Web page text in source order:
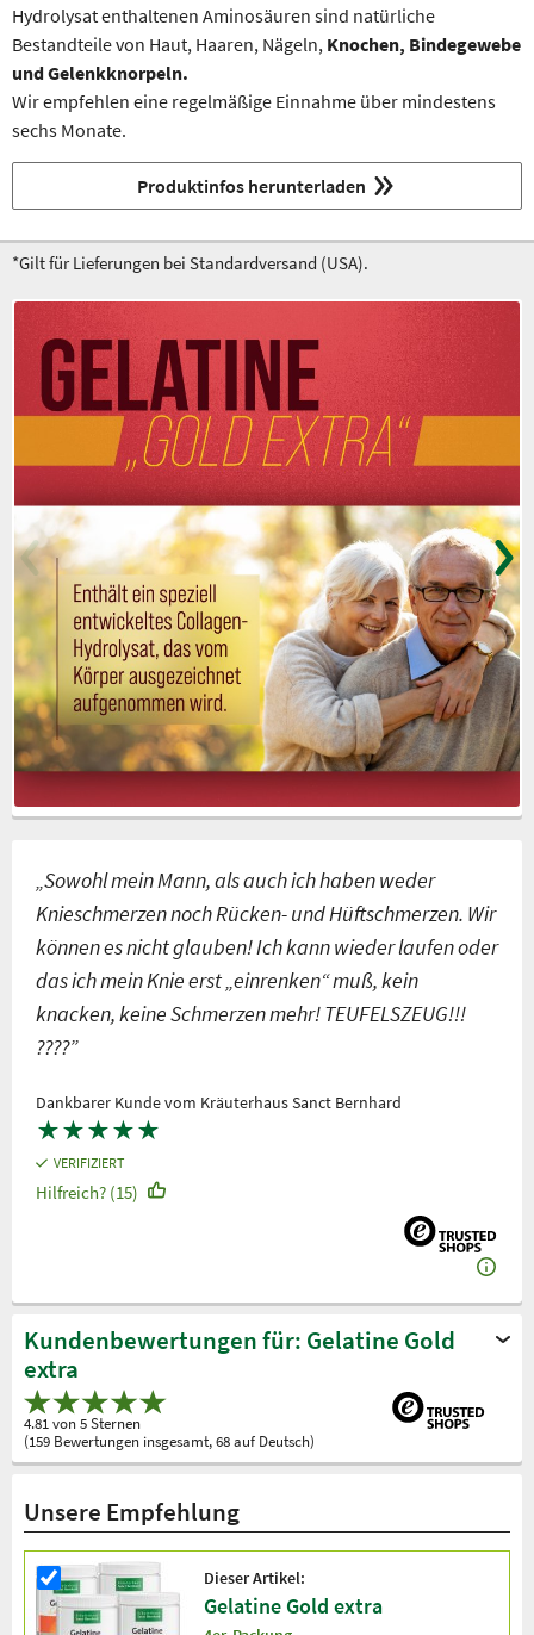
Hydrolysat enthaltenen Aminosäuren sind natürliche
Bestandteile von Haut, Haaren, Nägeln, Knochen, Bindegewebe
und Gelenkknorpeln.
Wir empfehlen eine regelmäßige Einnahme über mindestens
sechs Monate.
Produktinfos herunterladen
*Gilt für Lieferungen bei Standardversand (USA).
„Sowohl mein Mann, als auch ich haben weder
Knieschmerzen noch Rücken- und Hüftschmerzen. Wir
können es nicht glauben! Ich kann wieder laufen oder
das ich mein Knie erst „einrenken“ muß, kein
knacken, keine Schmerzen mehr! TEUFELSZEUG!!!
????”
Dankbarer Kunde vom Kräuterhaus Sanct Bernhard
★★★★★
VERIFIZIERT
Hilfreich? (15)
Kundenbewertungen für: Gelatine Gold
extra
4.81 von 5 Sternen
(159 Bewertungen insgesamt, 68 auf Deutsch)
Unsere Empfehlung
Dieser Artikel:
Gelatine Gold extra